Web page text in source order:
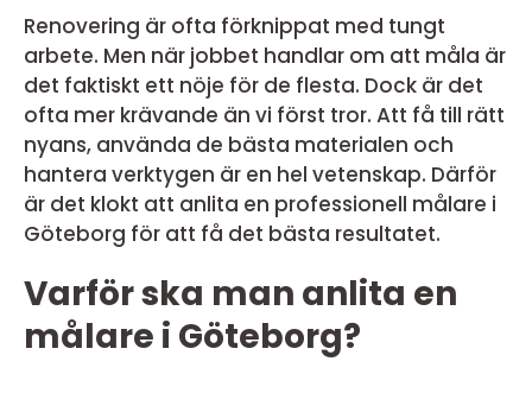
Renovering är ofta förknippat med tungt
arbete. Men när jobbet handlar om att måla är
det faktiskt ett nöje för de flesta. Dock är det
ofta mer krävande än vi först tror. Att få till rätt
nyans, använda de bästa materialen och
hantera verktygen är en hel vetenskap. Därför
är det klokt att anlita en professionell målare i
Göteborg för att få det bästa resultatet.
Varför ska man anlita en
målare i Göteborg?